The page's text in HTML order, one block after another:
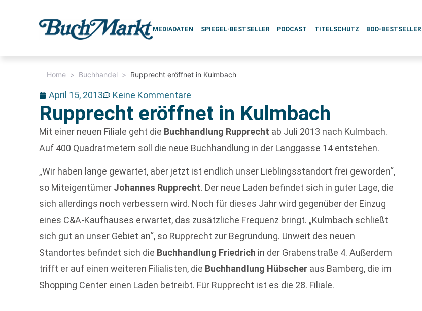
MEDIADATEN SPIEGEL-BESTSELLER PODCAST TITELSCHUTZ BOD-BESTSELLER
Home > Buchhandel > Rupprecht eröffnet in Kulmbach
April 15, 2013 Keine Kommentare
Rupprecht eröffnet in Kulmbach
Mit einer neuen Filiale geht die Buchhandlung Rupprecht ab Juli 2013 nach Kulmbach.
Auf 400 Quadratmetern soll die neue Buchhandlung in der Langgasse 14 entstehen.
„Wir haben lange gewartet, aber jetzt ist endlich unser Lieblingsstandort frei geworden“,
so Miteigentümer Johannes Rupprecht. Der neue Laden befindet sich in guter Lage, die
sich allerdings noch verbessern wird. Noch für dieses Jahr wird gegenüber der Einzug
eines C&A-Kaufhauses erwartet, das zusätzliche Frequenz bringt. „Kulmbach schließt
sich gut an unser Gebiet an“, so Rupprecht zur Begründung. Unweit des neuen
Standortes befindet sich die Buchhandlung Friedrich in der Grabenstraße 4. Außerdem
trifft er auf einen weiteren Filialisten, die Buchhandlung Hübscher aus Bamberg, die im
Shopping Center einen Laden betreibt. Für Rupprecht ist es die 28. Filiale.